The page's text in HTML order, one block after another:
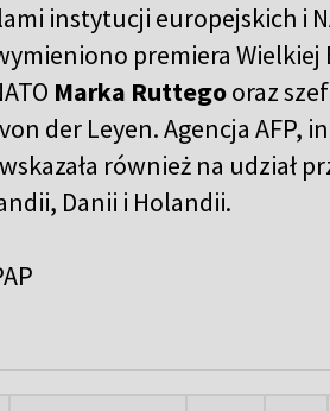
instytucji europejskich i
premiera Wielkiej
Marka Ruttegooraz
der Leyen. Agencja
również na udział
Danii i Holandii.